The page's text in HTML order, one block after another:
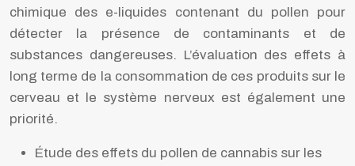
chimique des e-liquides contenant du pollen pour
détecter la présence de contaminants et de
substances dangereuses. L’évaluation des effets à
long terme de la consommation de ces produits sur le
cerveau et le système nerveux est également une
priorité.
Étude des effets du pollen de cannabis sur les